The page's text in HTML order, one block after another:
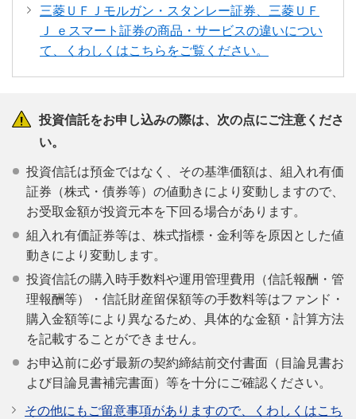
三菱ＵＦＪモルガン・スタンレー証券、三菱ＵＦ
Ｊ ｅスマート証券の商品・サービスの違いについ
て、くわしくはこちらをご覧ください。
投資信託をお申し込みの際は、次の点にご注意くださ
い。
投資信託は預金ではなく、その基準価額は、組入れ有価
証券（株式・債券等）の値動きにより変動しますので、
お受取金額が投資元本を下回る場合があります。
組入れ有価証券等は、株式指標・金利等を原因とした値
動きにより変動します。
投資信託の購入時手数料や運用管理費用（信託報酬・管
理報酬等）・信託財産留保額等の手数料等はファンド・
購入金額等により異なるため、具体的な金額・計算方法
を記載することができません。
お申込前に必ず最新の契約締結前交付書面（目論見書お
よび目論見書補完書面）等を十分にご確認ください。
その他にもご留意事項がありますので、くわしくはこち